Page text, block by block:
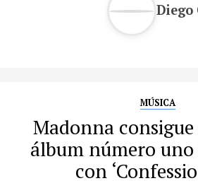
Diego
MÚSICA
Madonna
álbum número uno
con